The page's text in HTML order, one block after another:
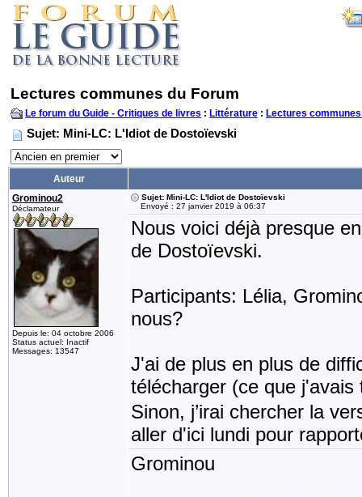
Lectures communes du Forum
Le forum du Guide - Critiques de livres : Littérature : Lectures
Sujet: Mini-LC: L'Idiot de Dostoïevski
Auteur
Grominou2
Déclamateur
Depuis le: 04 octobre 2006
Status actuel: Inactif
Messages: 13547
Sujet: Mini-LC: L'Idiot de Dostoïevski
Envoyé : 27 janvier 2019 à 06:37
Nous voici déjà presque
de Dostoïevski.
Participants: Lélia,
nous?
J'ai de plus en plus de
télécharger (ce que
Sinon, j’irai chercher la
aller d'ici lundi pour
Grominou